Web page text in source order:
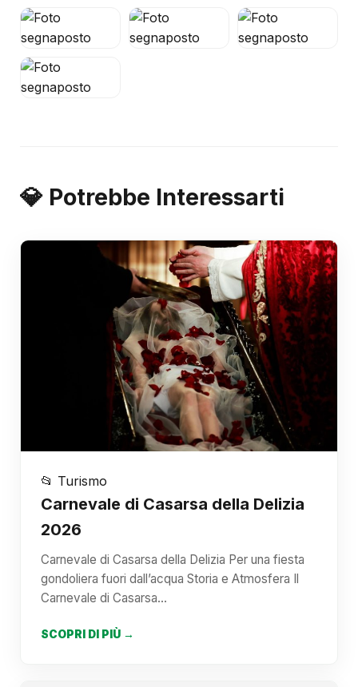
💎 Potrebbe Interessarti
📂 Turismo
Carnevale di Casarsa della Delizia
2026
Carnevale di Casarsa della Delizia Per una fiesta
gondoliera fuori dall’acqua Storia e Atmosfera Il
Carnevale di Casarsa…
SCOPRI DI PIÙ →